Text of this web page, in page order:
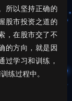
所以坚持正确的
股市投资之道的
，在股市交了不
的方向，就是因
过学习和训练，
练过程中。